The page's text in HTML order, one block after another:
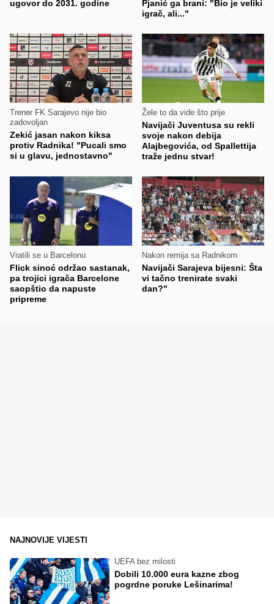
ugovor do 2031. godine
Pjanić ga brani: "Bio je veliki
igrač, ali..."
Trener FK Sarajevo nije bio
zadovoljan
Zekić jasan nakon kiksa
protiv Radnika! "Pucali smo
si u glavu, jednostavno"
Žele to da vide što prije
Navijači Juventusa su rekli
svoje nakon debija
Alajbegovića, od Spallettija
traže jednu stvar!
Vratili se u Barcelonu
Flick sinoć održao sastanak,
pa trojici igrača Barcelone
saopštio da napuste
pripreme
Nakon remija sa Radnikom
Navijači Sarajeva bijesni: Šta
vi tačno trenirate svaki
dan?"
NAJNOVIJE VIJESTI
UEFA bez milosti
Dobili 10.000 eura kazne zbog
pogrdne poruke Lešinarima!